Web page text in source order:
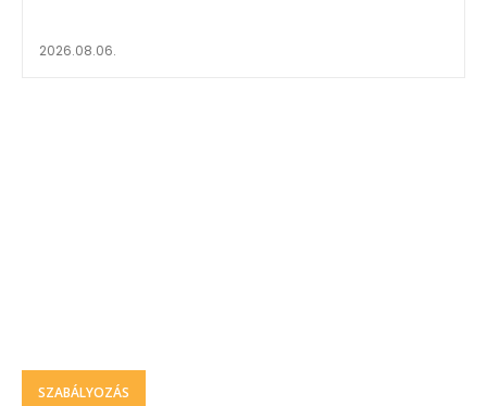
2026.08.06.
SZABÁLYOZÁS